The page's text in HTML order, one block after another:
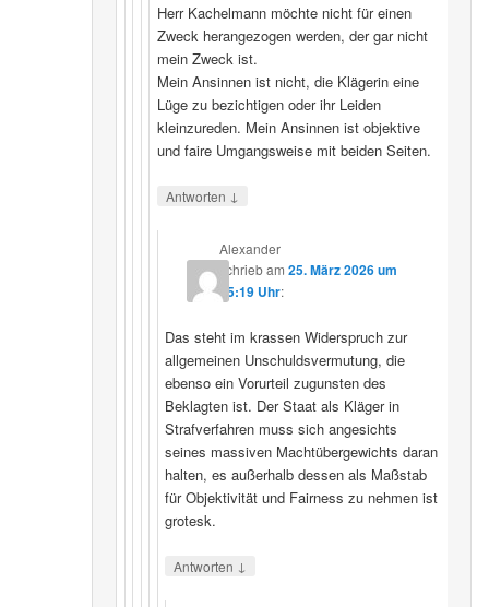
Herr Kachelmann möchte nicht für einen
Zweck herangezogen werden, der gar nicht
mein Zweck ist.
Mein Ansinnen ist nicht, die Klägerin eine
Lüge zu bezichtigen oder ihr Leiden
kleinzureden. Mein Ansinnen ist objektive
und faire Umgangsweise mit beiden Seiten.
Antworten ↓
Alexander
schriebam25. März 2026 um
15:19 Uhr:
Das steht im krassen Widerspruch zur
allgemeinen Unschuldsvermutung, die
ebenso ein Vorurteil zugunsten des
Beklagten ist. Der Staat als Kläger in
Strafverfahren muss sich angesichts
seines massiven Machtübergewichts daran
halten, es außerhalb dessen als Maßstab
für Objektivität und Fairness zu nehmen ist
grotesk.
Antworten ↓